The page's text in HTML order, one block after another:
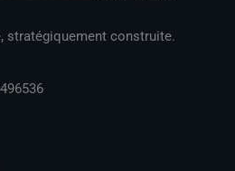
stratégiquement construite.